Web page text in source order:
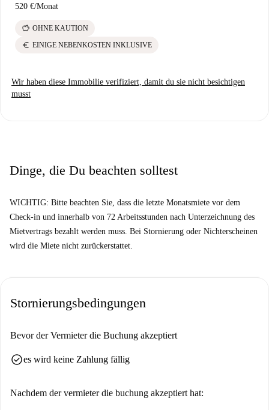
520 €/Monat
savings OHNE KAUTION
euro EINIGE NEBENKOSTEN INKLUSIVE
Wir haben diese Immobilie verifiziert, damit du sie nicht besichtigen
musst
Dinge, die Du beachten solltest
WICHTIG: Bitte beachten Sie, dass die letzte Monatsmiete vor dem
Check-in und innerhalb von 72 Arbeitsstunden nach Unterzeichnung des
Mietvertrags bezahlt werden muss. Bei Stornierung oder Nichterscheinen
wird die Miete nicht zurückerstattet.
Stornierungsbedingungen
Bevor der Vermieter die Buchung akzeptiert
check_circlees wird keine Zahlung fällig
Nachdem der vermieter die buchung akzeptiert hat: